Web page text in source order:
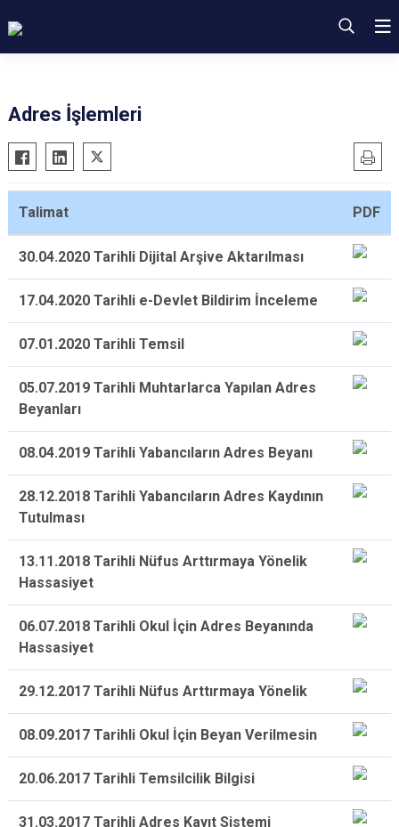
Adres İşlemleri
Talimat PDF
30.04.2020 Tarihli Dijital Arşive Aktarılması
17.04.2020 Tarihli e-Devlet Bildirim İnceleme
07.01.2020 Tarihli Temsil
05.07.2019 Tarihli Muhtarlarca Yapılan Adres
Beyanları
08.04.2019 Tarihli Yabancıların Adres Beyanı
28.12.2018 Tarihli Yabancıların Adres Kaydının
Tutulması
13.11.2018 Tarihli Nüfus Arttırmaya Yönelik
Hassasiyet
06.07.2018 Tarihli Okul İçin Adres Beyanında
Hassasiyet
29.12.2017 Tarihli Nüfus Arttırmaya Yönelik
08.09.2017 Tarihli Okul İçin Beyan Verilmesin
20.06.2017 Tarihli Temsilcilik Bilgisi
31.03.2017 Tarihli Adres Kayıt Sistemi